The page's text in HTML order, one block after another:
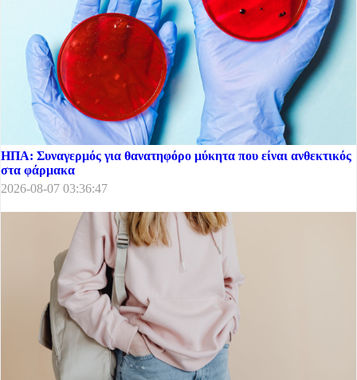
ΗΠΑ: Συναγερμός για θανατηφόρο μύκητα που είναι ανθεκτικός
στα φάρμακα
2026-08-07 03:36:47